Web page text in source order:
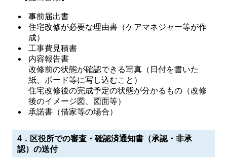
事前届出書
住宅改修が必要な理由書（ケアマネジャー等が作
成）
工事費見積書
内容報告書
改修前の状態が確認できる写真（日付を書いた
紙、ボード等に写し込むこと）
住宅改修後の完成予定の状態が分かるもの（改修
後のイメージ図、図面等）
承諾書（借家等の場合）
4．区役所での審査・確認済通知書（承認・非承
認）の送付​